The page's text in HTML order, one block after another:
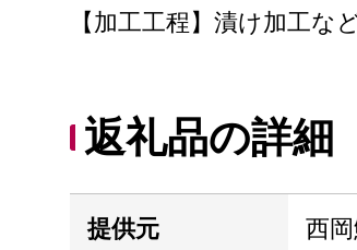
【加工工程】漬け加工な
返礼品の詳細
提供元 西